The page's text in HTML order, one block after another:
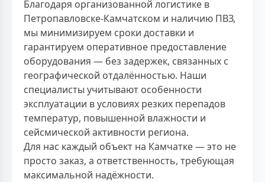
Благодаря организованной логистике в
Петропавловске-Камчатском и наличию ПВЗ,
мы минимизируем сроки доставки и
гарантируем оперативное предоставление
оборудования — без задержек, связанных с
географической отдалённостью. Наши
специалисты учитывают особенности
эксплуатации в условиях резких перепадов
температур, повышенной влажности и
сейсмической активности региона.
Для нас каждый объект на Камчатке — это не
просто заказ, а ответственность, требующая
максимальной надёжности.